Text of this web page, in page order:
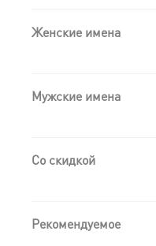
Женские имена
Мужские имена
Со скидкой
Рекомендуемое